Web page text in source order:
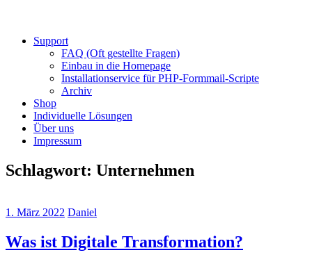
Support
FAQ (Oft gestellte Fragen)
Einbau in die Homepage
Installationservice für PHP-Formmail-Scripte
Archiv
Shop
Individuelle Lösungen
Über uns
Impressum
Schlagwort: Unternehmen
1. März 2022 Daniel
Was ist Digitale Transformation?